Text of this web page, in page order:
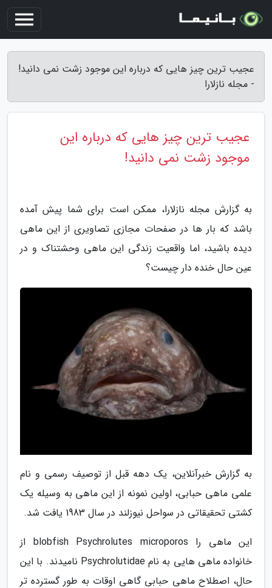
عجیب ترین چیز هایی که درباره این موجود زشت نمی دانید!
- مجله نازلارا
عجیب ترین چیز هایی که درباره این
موجود زشت نمی دانید!
به گزارش مجله نازلارا، ممکن است برای شما پیش آمده
باشد که بار ها در صفحات مجازی تصاویری از این ماهی
دیده باشید، اما واقعیت زندگی این ماهی وحشتناک و در
عین حال خنده دار چیست؟
به گزارش خبرآنلاین، یک دهه قبل از توصیف رسمی و نام
علمی ماهی حبابی، اولین نمونه از این ماهی به وسیله یک
کشتی تحقیقاتی در سواحل نیوزلند در سال 1983 یافت شد.
این ماهی را blobfish Psychrolutes microporos از
خانواده ماهی هایی به نام Psychrolutidae نامیدند. با این
حال، اصطلاح ماهی حبابی گاهی اوقات به طور گسترده تر